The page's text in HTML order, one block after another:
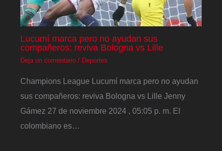
Lucumí marca pero no ayudan sus
compañeros: reviva Bologna vs Lille
Deja un comentario / Deportes
Champions League Lucumí marca pero no ayudan
sus compañeros: reviva Bologna vs Lille Jenny
Gámez 27 de noviembre 2024 , 05:05 p. m. El
colombiano es…